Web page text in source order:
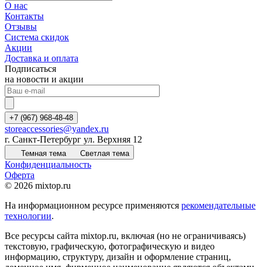
О нас
Контакты
Отзывы
Система скидок
Акции
Доставка и оплата
Подписаться
на новости и акции
+7 (967) 968-48-48
storeaccessories@yandex.ru
г. Санкт-Петербург ул. Верхняя 12
Темная тема Светлая тема
Конфиденциальность
Оферта
© 2026 mixtop.ru
На информационном ресурсе применяются рекомендательные
технологии.
Все ресурсы сайта mixtop.ru, включая (но не ограничиваясь)
текстовую, графическую, фотографическую и видео
информацию, структуру, дизайн и оформление страниц,